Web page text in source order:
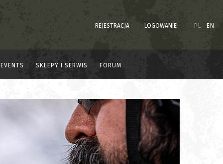
REJESTRACJA LOGOWANIE PL EN
EVENTS SKLEPY I SERWIS FORUM